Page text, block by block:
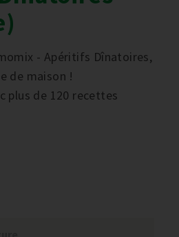
- Apéritifs Dînatoires,
de maison !
plus de 120 recettes